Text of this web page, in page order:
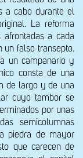
a cabo durante el
La reforma
a cada
un falso transepto.
un campanario y
consta de una
de largo y de una
cuyo tambor se
por unas
semicolumnas
piedra de mayor
que carecen de